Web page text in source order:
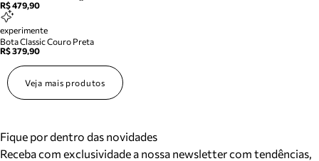
R$ 479,90
experimente
Bota Classic Couro Preta
R$ 379,90
Veja mais produtos
Fique por dentro das novidades
Receba com exclusividade a nossa newsletter com tendências,